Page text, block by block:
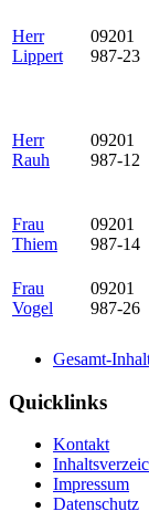
Herr
Lippert
09201
987-23
Herr
Rauh
09201
987-12
Frau
Thiem
09201
987-14
Frau
Vogel
09201
987-26
Gesamt-
Quicklinks
Kontakt
Impressum
Datenschutz